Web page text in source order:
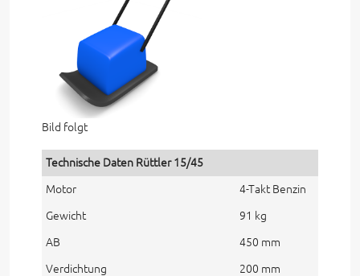
Bild folgt
Technische Daten Rüttler 15/45
Motor 4-Takt Benzin
Gewicht 91 kg
AB 450 mm
Verdichtung
200 mm